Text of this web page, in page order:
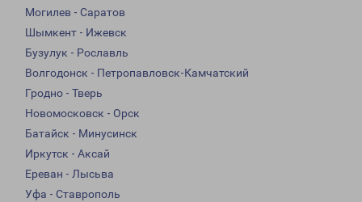
Могилев - Саратов
Шымкент - Ижевск
Бузулук - Рославль
Волгодонск - Петропавловск-Камчатский
Гродно - Тверь
Новомосковск - Орск
Батайск - Минусинск
Иркутск - Аксай
Ереван - Лысьва
Уфа - Ставрополь